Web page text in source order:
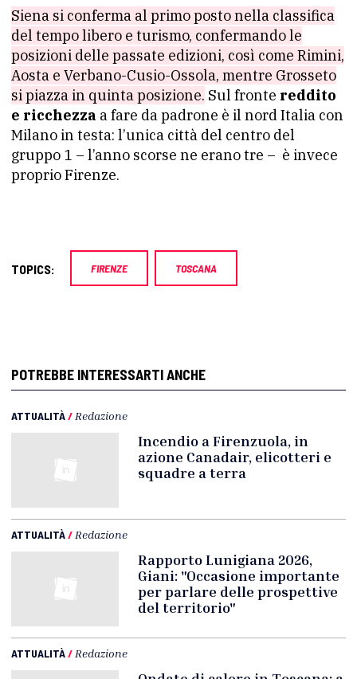
Siena si conferma al primo posto nella classifica
del tempo libero e turismo, confermando le
posizioni delle passate edizioni, così come Rimini,
Aosta e Verbano-Cusio-Ossola, mentre Grosseto
si piazza in quinta posizione. Sul fronte reddito
e ricchezza a fare da padrone è il nord Italia con
Milano in testa: l’unica città del centro del
gruppo 1 – l’anno scorse ne erano tre – è invece
proprio Firenze.
TOPICS: FIRENZE TOSCANA
POTREBBE INTERESSARTI ANCHE
ATTUALITÀ/ Redazione
Incendio a Firenzuola, in
azione Canadair, elicotteri e
squadre a terra
ATTUALITÀ/ Redazione
Rapporto Lunigiana 2026,
Giani: "Occasione importante
per parlare delle prospettive
del territorio"
ATTUALITÀ/ Redazione